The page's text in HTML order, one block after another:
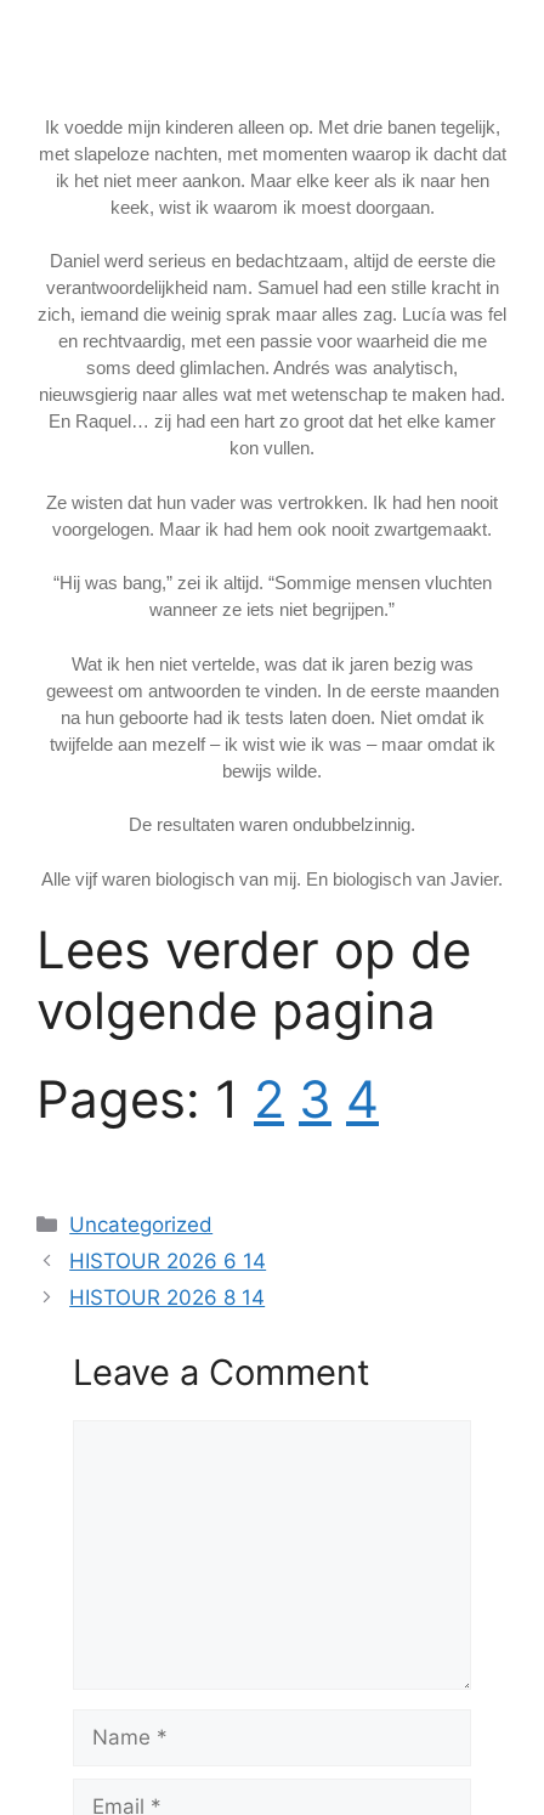
Ik voedde mijn kinderen alleen op. Met drie banen tegelijk,
met slapeloze nachten, met momenten waarop ik dacht dat
ik het niet meer aankon. Maar elke keer als ik naar hen
keek, wist ik waarom ik moest doorgaan.
Daniel werd serieus en bedachtzaam, altijd de eerste die
verantwoordelijkheid nam. Samuel had een stille kracht in
zich, iemand die weinig sprak maar alles zag. Lucía was fel
en rechtvaardig, met een passie voor waarheid die me
soms deed glimlachen. Andrés was analytisch,
nieuwsgierig naar alles wat met wetenschap te maken had.
En Raquel… zij had een hart zo groot dat het elke kamer
kon vullen.
Ze wisten dat hun vader was vertrokken. Ik had hen nooit
voorgelogen. Maar ik had hem ook nooit zwartgemaakt.
“Hij was bang,” zei ik altijd. “Sommige mensen vluchten
wanneer ze iets niet begrijpen.”
Wat ik hen niet vertelde, was dat ik jaren bezig was
geweest om antwoorden te vinden. In de eerste maanden
na hun geboorte had ik tests laten doen. Niet omdat ik
twijfelde aan mezelf – ik wist wie ik was – maar omdat ik
bewijs wilde.
De resultaten waren ondubbelzinnig.
Alle vijf waren biologisch van mij. En biologisch van Javier.
Lees verder op de
volgende pagina
Pages: 1 2 3 4
Categories
Uncategorized
HISTOUR 2026 6 14
HISTOUR 2026 8 14
Leave a Comment